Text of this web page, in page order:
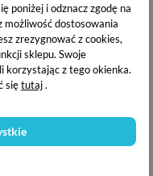
poniżej i odznacz zgodę na
możliwość dostosowania
zrezygnować z cookies,
sklepu. Swoje
korzystając z tego okienka.
siętutaj.